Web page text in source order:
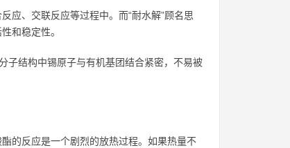
应、交联反应等过程中。而“耐水解”顾名思
和稳定性。
子结构中锡原子与有机基团结合紧密，不易被
的反应是一个剧烈的放热过程。如果热量不